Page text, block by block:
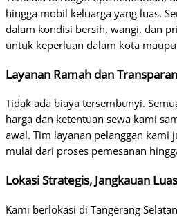
hingga mobil keluarga yang luas.
dalam kondisi bersih, wangi, dan
untuk keperluan dalam kota
Layanan Ramah dan Transparan
Tidak ada biaya tersembunyi.
harga dan ketentuan sewa kami
awal. Tim layanan pelanggan kami
mulai dari proses pemesanan
Lokasi Strategis, Jangkauan Luas
Kami berlokasi di Tangerang